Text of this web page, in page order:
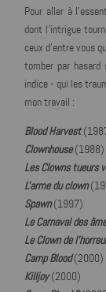
Pour aller à
dont l'intrigue
ceux d'entre vous
tomber par
indice - qui les
mon travail :
Blood Harvest
Clownhouse(1988)
Les Clowns tueurs
L'arme du clown
Spawn(1997)
Le Carnaval des
Le Clown de
Camp Blood(2000)
Killjoy(2000)